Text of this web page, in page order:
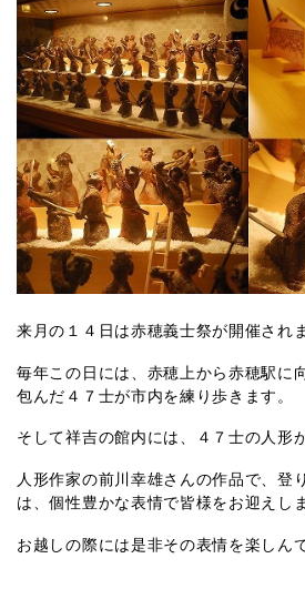
来月の１４日は赤穂義士祭が開催され
毎年この日には、赤穂上から赤穂駅に
包んだ４７士が市内を練り歩きます。
そして祥吉の館内には、４７士の人形
人形作家の前川幸雄さんの作品で、登
は、個性豊かな表情で皆様をお迎えし
お越しの際には是非その表情を楽しん